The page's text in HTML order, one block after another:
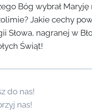
Bóg wybrał
Jakie cechy
Słowa, nagranej w
Świąt!
do nas!
nas!